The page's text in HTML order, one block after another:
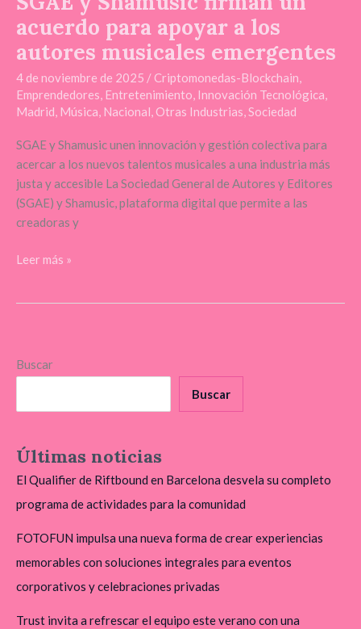
acuerdo para apoyar a los
autores musicales emergentes
4 de noviembre de 2025 /Criptomonedas-Blockchain
Emprendedores Entretenimiento Innovación Tecnológica
Madrid Música Nacional Otras Industrias Sociedad
SGAE y Shamusic unen innovación y gestión colectiva para
acercar a los nuevos talentos musicales a una industria más
justa y accesible La Sociedad General de Autores y Editores
(SGAE) y Shamusic, plataforma digital que permite a las
creadoras y
Leer más »
Buscar
Buscar
Últimas noticias
El Qualifier de Riftbound en Barcelona desvela su completo
programa de actividades para la comunidad
FOTOFUN impulsa una nueva forma de crear experiencias
memorables con soluciones integrales para eventos
corporativos y celebraciones privadas
Trust invita a refrescar el equipo este verano con una